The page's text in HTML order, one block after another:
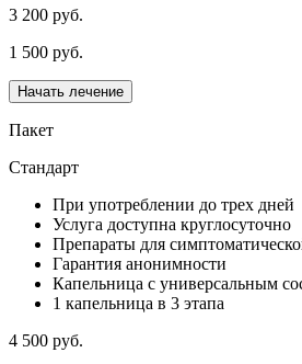
3 200 руб.
1 500 руб.
Начать лечение
Пакет
Стандарт
При употреблении до трех дней
Услуга доступна круглосуточно
Препараты для
Гарантия анонимности
Капельница с универсальным
1 капельница в 3 этапа
4 500 руб.